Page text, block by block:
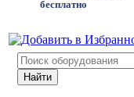
бесплатно